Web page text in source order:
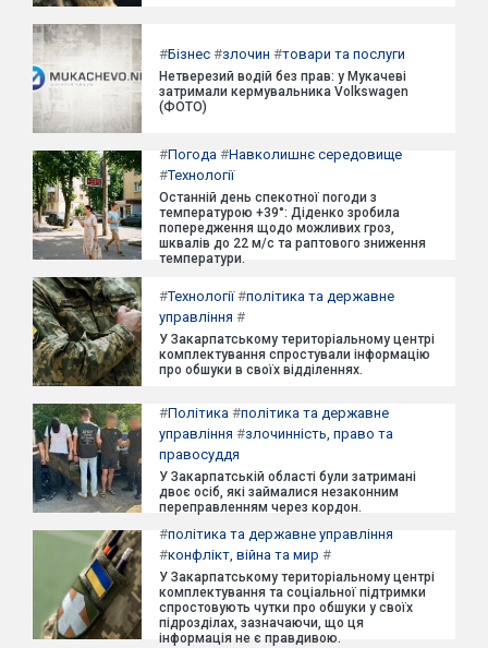
#Бізнес #злочин #товари та послуги
Нетверезий водій без прав: у Мукачеві
затримали кермувальника Volkswagen
(ФОТО)
#Погода #Навколишнє середовище
#Технології
Останній день спекотної погоди з
температурою +39°: Діденко зробила
попередження щодо можливих гроз,
шквалів до 22 м/с та раптового зниження
температури.
#Технології#політика та державне
управління #
У Закарпатському територіальному центрі
комплектування спростували інформацію
про обшуки в своїх відділеннях.
#Політика #політика та державне
управління #злочинність, право та
правосуддя
У Закарпатській області були затримані
двоє осіб, які займалися незаконним
переправленням через кордон.
#політика та державне управління
#конфлікт, війна та мир #
У Закарпатському територіальному центрі
комплектування та соціальної підтримки
спростовують чутки про обшуки у своїх
підрозділах, зазначаючи, що ця
інформація не є правдивою.